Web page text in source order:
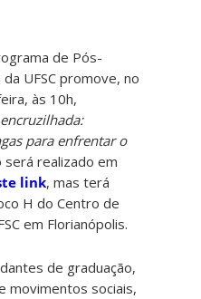
de Pós-
UFSC promove, no
às 10h,
para enfrentar o
será realizado em
link, mas terá
H do Centro de
em Florianópolis.
de graduação,
movimentos sociais,